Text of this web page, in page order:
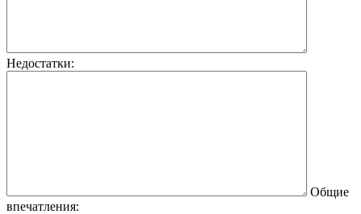
Недостатки:
Общие
впечатления: